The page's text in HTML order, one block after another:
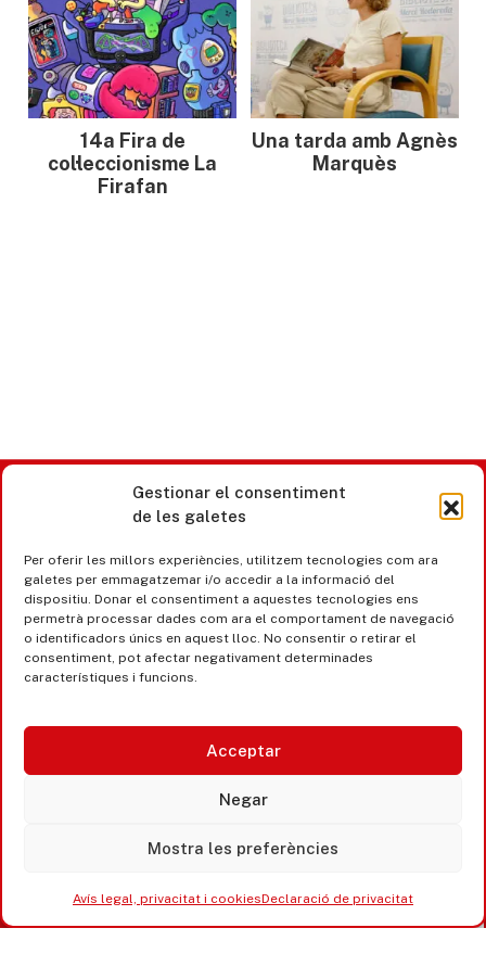
Gestionar el consentiment
de les galetes
Per oferir les millors experiències, utilitzem tecnologies com ara
galetes per emmagatzemar i/o accedir a la informació del
dispositiu. Donar el consentiment a aquestes tecnologies ens
permetrà processar dades com ara el comportament de navegació
o identificadors únics en aquest lloc. No consentir o retirar el
consentiment, pot afectar negativament determinades
característiques i funcions.
Acceptar
Negar
Mostra les preferències
Avís legal, privacitat i cookiesDeclaració de privacitat
14a Fira de
col·leccionisme La
Firafan
Una tarda amb Agnès
Marquès
Castell d’Aro · Platja d’Aro · S’Agaró
365 www.platjadaro
Avís legal, privacitat i cookies
Equipaments municipals